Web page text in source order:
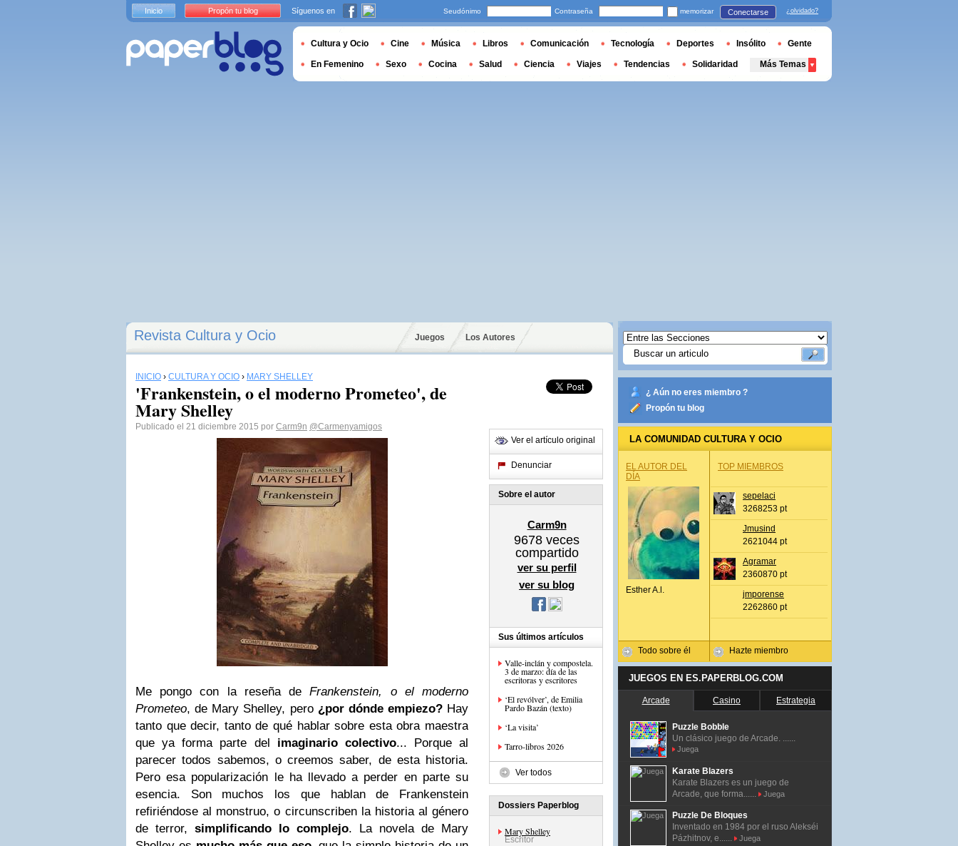
Revista Cultura y Ocio Juegos Los Autores
INICIO › CULTURA Y OCIO › MARY SHELLEY
'Frankenstein, o el moderno Prometeo', de
Mary Shelley
Publicado el 21 diciembre 2015 por Carm9n @Carmenyamigos
Me pongo con la reseña deFrankenstein, o el moderno
Prometeo, de Mary Shelley, pero ¿por dónde empiezo?Hay
tanto que decir, tanto de qué hablar sobre esta obra maestra
que ya forma parte del imaginario colectivo... Porque al
parecer todos sabemos, o creemos saber, de esta historia.
Pero esa popularización le ha llevado a perder en parte su
esencia. Son muchos los que hablan de Frankenstein
refiriéndose al monstruo, o circunscriben la historia al género
de terror, simplificando lo complejo. La novela de Mary
Ver el artículo original
Denunciar
Sobre el autor
Carm9n
9678 veces
compartido
ver su perfil
ver su blog
Sus últimos artículos
Valle-inclán y compostela.
3 de marzo: día de las
escritoras y escritores
‘El revólver’, de Emilia
Pardo Bazán (texto)
‘La visita’
Tarro-libros 2026
Ver todos
Dossiers Paperblog
Mary Shelley
Escritor
¿ Aún no eres miembro ?
Propón tu blog
LA COMUNIDAD CULTURA Y OCIO
EL AUTOR DEL
DÍA
Esther A.l.
Todo sobre él
TOP MIEMBROS
sepelaci
3268253 pt
Jmusind
2621044 pt
Agramar
2360870 pt
jmporense
2262860 pt
Hazte miembro
JUEGOS EN ES.PAPERBLOG.COM
Arcade Casino Estrategia
Puzzle Bobble
Un clásico juego de Arcade. ......
Juega
Karate Blazers
Karate Blazers es un juego de
Arcade, que forma......
Juega
Puzzle De Bloques
Inventado en 1984 por el ruso Alekséi
Pázhitnov, e......
Juega
Inicio Propón tu blog Síguenos en Seudónimo Contraseña memorizar Conectarse ¿olvidado?
Cultura y Ocio Cine Música Libros Comunicación Tecnología Deportes Insólito Gente
En Femenino Sexo Cocina Salud Ciencia Viajes Tendencias Solidaridad Más Temas